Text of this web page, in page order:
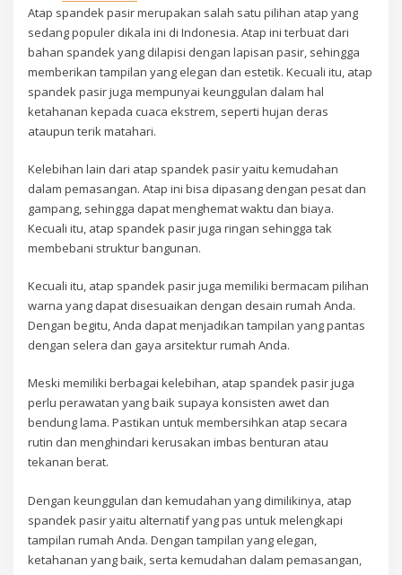
Atap spandek pasir merupakan salah satu pilihan atap yang
sedang populer dikala ini di Indonesia. Atap ini terbuat dari
bahan spandek yang dilapisi dengan lapisan pasir, sehingga
memberikan tampilan yang elegan dan estetik. Kecuali itu, atap
spandek pasir juga mempunyai keunggulan dalam hal
ketahanan kepada cuaca ekstrem, seperti hujan deras
ataupun terik matahari.
Kelebihan lain dari atap spandek pasir yaitu kemudahan
dalam pemasangan. Atap ini bisa dipasang dengan pesat dan
gampang, sehingga dapat menghemat waktu dan biaya.
Kecuali itu, atap spandek pasir juga ringan sehingga tak
membebani struktur bangunan.
Kecuali itu, atap spandek pasir juga memiliki bermacam pilihan
warna yang dapat disesuaikan dengan desain rumah Anda.
Dengan begitu, Anda dapat menjadikan tampilan yang pantas
dengan selera dan gaya arsitektur rumah Anda.
Meski memiliki berbagai kelebihan, atap spandek pasir juga
perlu perawatan yang baik supaya konsisten awet dan
bendung lama. Pastikan untuk membersihkan atap secara
rutin dan menghindari kerusakan imbas benturan atau
tekanan berat.
Dengan keunggulan dan kemudahan yang dimilikinya, atap
spandek pasir yaitu alternatif yang pas untuk melengkapi
tampilan rumah Anda. Dengan tampilan yang elegan,
ketahanan yang baik, serta kemudahan dalam pemasangan,